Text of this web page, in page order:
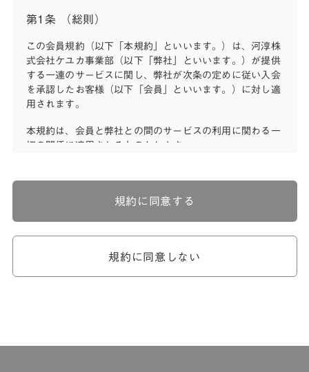
第1条 （総則）
この会員規約（以下「本規約」といいます。）は、河淳株
式会社ケユカ事業部（以下「弊社」といいます。）が提供
する一連のサービスに関し、弊社が次条の定めに従い入会
を承認したお客様（以下「会員」といいます。）に対し適
用されます。
本規約は、会員と弊社との間のサービスの利用に関わる一
切の関係に適用されるものとします。
ら個別規定はその名称のいかんに関わらず、本規約の一部
めが優先されるものとします。
規約に同意しない
規約に同意する